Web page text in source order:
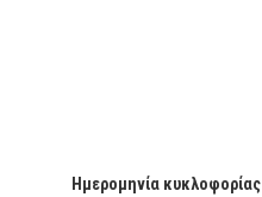
Ημερομηνία κυκλοφορίας